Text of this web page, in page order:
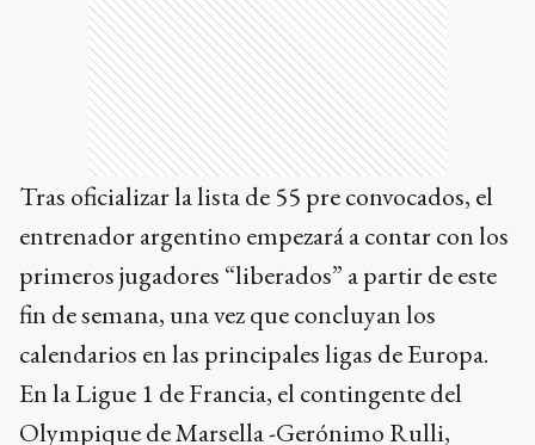
Tras oficializar la lista de 55 pre convocados, el
entrenador argentino empezará a contar con los
primeros jugadores “liberados” a partir de este
fin de semana, una vez que concluyan los
calendarios en las principales ligas de Europa.
En la Ligue 1 de Francia, el contingente del
Olympique de Marsella -Gerónimo Rulli,